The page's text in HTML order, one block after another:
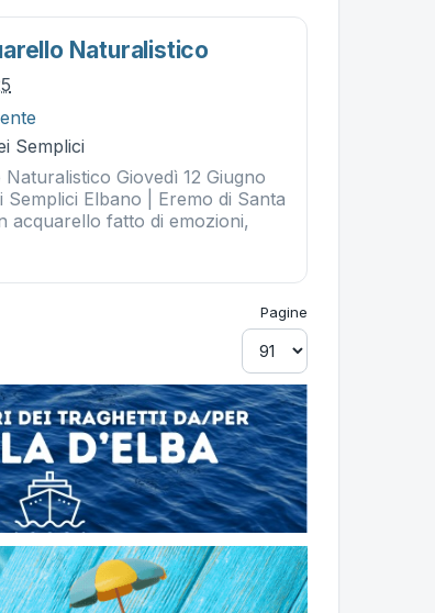
Naturalistico
Semplici
Giovedì 12 Giugno
Semplici Elbano | Eremo di Santa
acquarello fatto di emozioni,
Pagine